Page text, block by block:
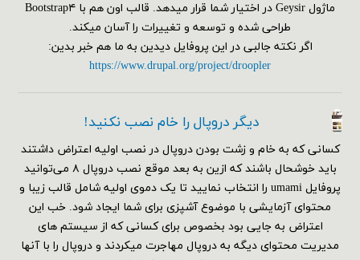
ماژول Geysir در اختیار شما قرار میدهد. قالب اون هم با Bootstrap۴
طراحی شده و توسعه و تغییرات را آسان میکند.
اگر نکته جالبی در این پروفایل دیدین به ما هم خبر بدین:
https://www.drupal.org/project/droopler
دیگر دروپال را خام نصب نکنید!
کسانی که به خام و زشت بودن دروپال در نصب اولیه اعتراض داشتند
باید خوشحال باشند که ازین به بعد موقع نصب دروپال ۸ می‌توانید
پروفایل umami را انتخاب نمایید تا یک دموی اولیه شامل قالب زیبا و
محتوای آزمایشی با موضوع آشپزی برای شما ایجاد شود. خب این
اعتراض به جایی بود بخصوص برای کسانی که از سیستم های
مدیریت محتوای دیگه به دروپال مهاجرت میکردند و دروپال را با آنها